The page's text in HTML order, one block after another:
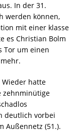
In der 31.
werden können,
mit einer klasse
es Christian Bolm
Tor um einen
hatte
zehnminütige
deutlich vorbei
Außennetz (51.).